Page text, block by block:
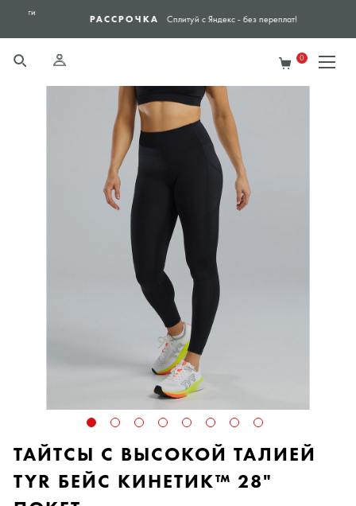
РАССРОЧКА Сплитуй с Яндекс - без переплат!
0
ТАЙТСЫ С ВЫСОКОЙ ТАЛИЕЙ
TYR БЕЙС КИНЕТИК™ 28"